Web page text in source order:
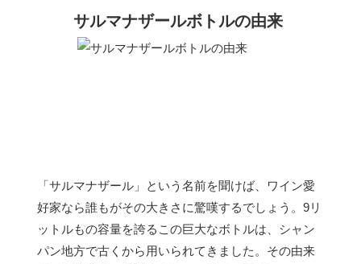
サルマナザールボトルの由来
「サルマナザール」という名前を聞けば、ワイン愛
好家なら誰もがその大きさに驚嘆するでしょう。9リ
ットルもの容量を誇るこの巨大なボトルは、シャン
パン地方で古くから用いられてきました。その由来